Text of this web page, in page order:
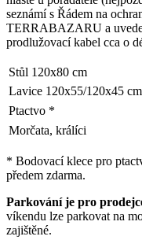
seznámí s Řádem na
TERRABAZARU a uvede
prodlužovací kabel cca o
Stůl 120x80 cm
Lavice 120x55/120x45 cm
Ptactvo *
Morčata, králíci
* Bodovací klece pro
předem zdarma.
Parkování je pro
víkendu lze parkovat na
zajištěné.